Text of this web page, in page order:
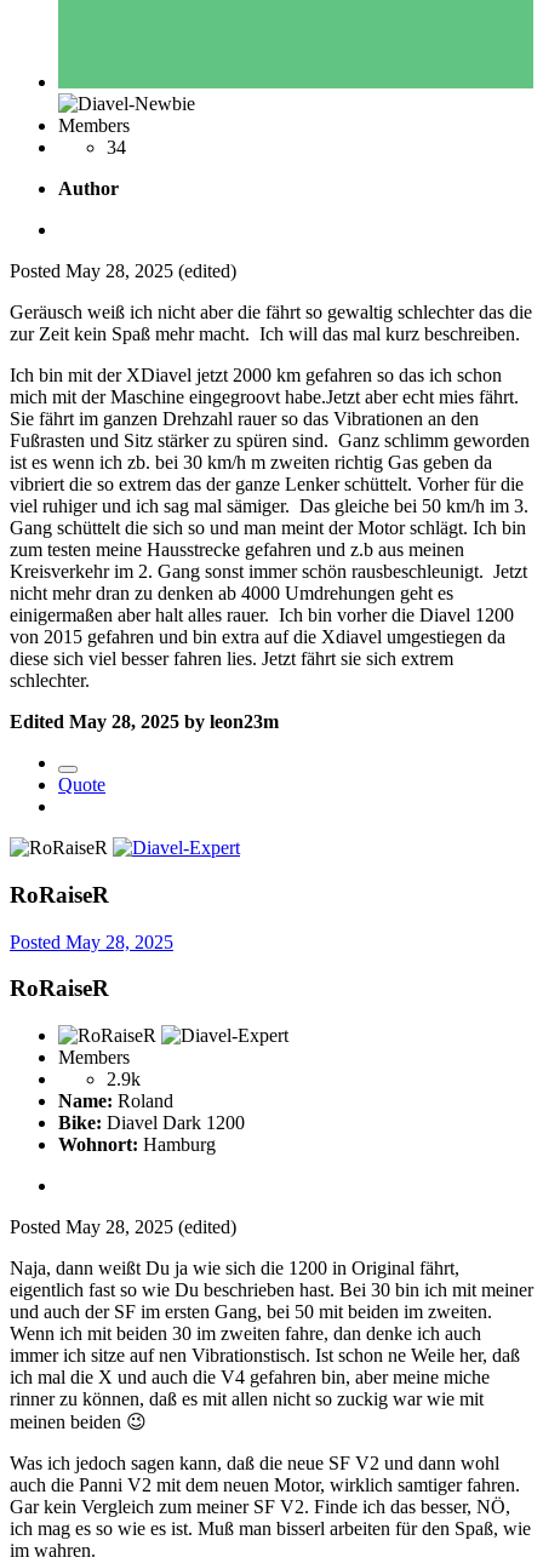
Members
34
Author
Posted May 28, 2025 (edited)
Geräusch weiß ich nicht aber die fährt so gewaltig schlechter das die
zur Zeit kein Spaß mehr macht. Ich will das mal kurz beschreiben.
Ich bin mit der XDiavel jetzt 2000 km gefahren so das ich schon
mich mit der Maschine eingegroovt habe.Jetzt aber echt mies fährt.
Sie fährt im ganzen Drehzahl rauer so das Vibrationen an den
Fußrasten und Sitz stärker zu spüren sind. Ganz schlimm geworden
ist es wenn ich zb. bei 30 km/h m zweiten richtig Gas geben da
vibriert die so extrem das der ganze Lenker schüttelt. Vorher für die
viel ruhiger und ich sag mal sämiger. Das gleiche bei 50 km/h im 3.
Gang schüttelt die sich so und man meint der Motor schlägt. Ich bin
zum testen meine Hausstrecke gefahren und z.b aus meinen
Kreisverkehr im 2. Gang sonst immer schön rausbeschleunigt. Jetzt
nicht mehr dran zu denken ab 4000 Umdrehungen geht es
einigermaßen aber halt alles rauer. Ich bin vorher die Diavel 1200
von 2015 gefahren und bin extra auf die Xdiavel umgestiegen da
diese sich viel besser fahren lies. Jetzt fährt sie sich extrem
schlechter.
Edited May 28, 2025 by leon23m
Quote
RoRaiseR
Posted May 28, 2025
RoRaiseR
Members
2.9k
Name: Roland
Bike: Diavel Dark 1200
Wohnort: Hamburg
Posted May 28, 2025 (edited)
Naja, dann weißt Du ja wie sich die 1200 in Original fährt,
eigentlich fast so wie Du beschrieben hast. Bei 30 bin ich mit meiner
und auch der SF im ersten Gang, bei 50 mit beiden im zweiten.
Wenn ich mit beiden 30 im zweiten fahre, dan denke ich auch
immer ich sitze auf nen Vibrationstisch. Ist schon ne Weile her, daß
ich mal die X und auch die V4 gefahren bin, aber meine miche
rinner zu können, daß es mit allen nicht so zuckig war wie mit
meinen beiden 😉
Was ich jedoch sagen kann, daß die neue SF V2 und dann wohl
auch die Panni V2 mit dem neuen Motor, wirklich samtiger fahren.
Gar kein Vergleich zum meiner SF V2. Finde ich das besser, NÖ,
ich mag es so wie es ist. Muß man bisserl arbeiten für den Spaß, wie
im wahren.